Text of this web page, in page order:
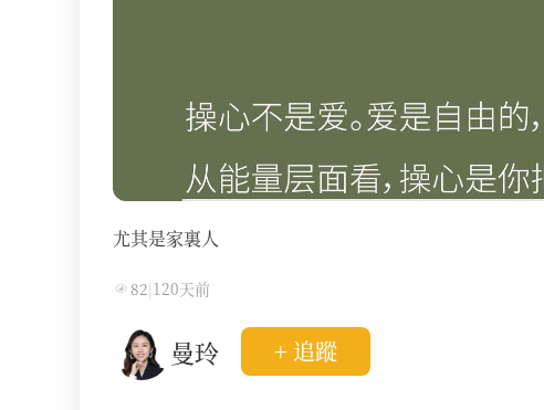
尤其是家裏人
82|120天前
曼玲 + 追蹤